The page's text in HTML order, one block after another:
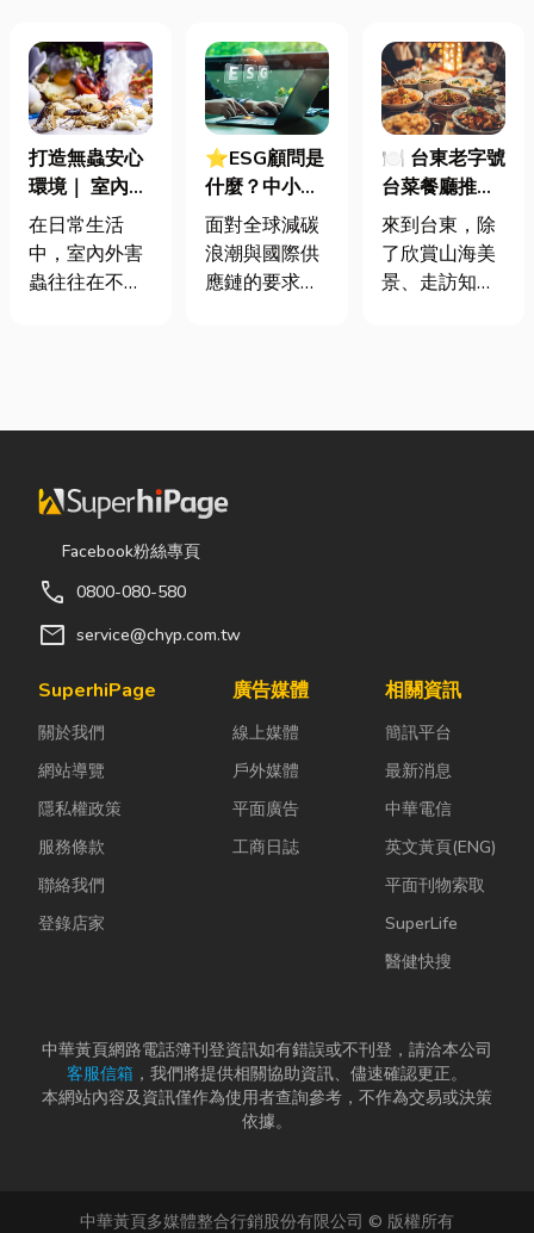
打造無蟲安心
環境｜ 室內外
害蟲防治全攻
略
在日常生活
中，室內外害
蟲往往在不知
渣或積水，容
螞蟻前來覓
食；陽台、庭
院若有積水，
蟲孳生的溫
床。潮濕陰暗
吸引白蟻、蛾
藏匿，不僅影
響環境整潔，
更可能...
⭐ESG顧問是
什麼？中小企
業挑選四大永
續顧問服務的
實用指南
面對全球減碳
浪潮與國際供
應鏈的要求，
要求提供「碳
書」。這讓不
什麼？我們公
真的需要找
嗎？」 其
實，...
🍽️ 台東老字號
台菜餐廳推薦
｜在地人聚餐
首選，經典合
菜一次滿足
來到台東，除
了欣賞山海美
景、走訪知名
相較於一般小
團體用餐，都
又充滿在地特
色的...
Facebook粉絲專頁
call 0800-080-580
mail service@chyp.com.tw
SuperhiPage
關於我們
網站導覽
隱私權政策
服務條款
聯絡我們
登錄店家
廣告媒體
線上媒體
戶外媒體
平面廣告
工商日誌
相關資訊
簡訊平台
最新消息
中華電信
英文黃頁(ENG)
平面刊物索取
SuperLife
醫健快搜
中華黃頁網路電話簿刊登資訊如有錯誤或不刊登，請洽本公司
客服信箱 ，我們將提供相關協助資訊、儘速確認更正。
本網站內容及資訊僅作為使用者查詢參考，不作為交易或決策
依據。
中華黃頁多媒體整合行銷股份有限公司 © 版權所有